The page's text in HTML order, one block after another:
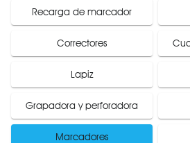
Recarga de marcador
Correctores
Lapiz
Grapadora y perforadora
Marcadores